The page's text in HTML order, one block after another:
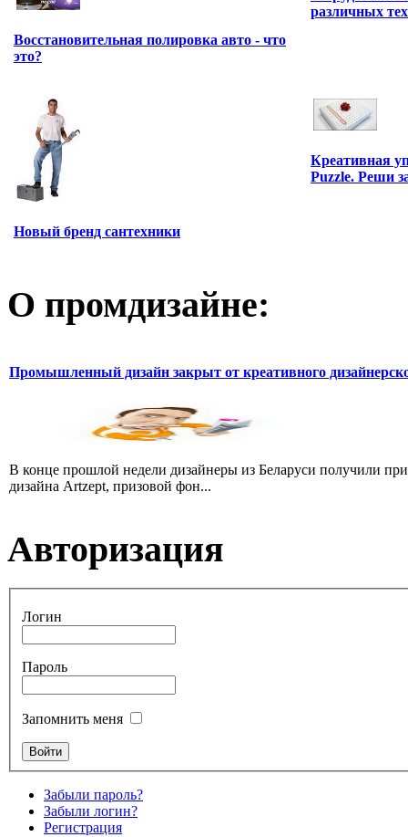
Восстановительная полировка авто - что
это?
различных
Новый бренд сантехники
Креативная
Puzzle. Реши
О промдизайне:
Промышленный дизайн закрыт от креативного
В конце прошлой недели дизайнеры из Беларуси получили
дизайна Artzept, призовой фон...
Авторизация
Логин
Пароль
Запомнить меня
Забыли пароль?
Забыли логин?
Регистрация